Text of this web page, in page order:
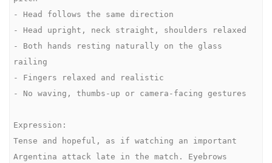
- Head follows the same direction
- Head upright, neck straight, shoulders relaxed
- Both hands resting naturally on the glass
railing
- Fingers relaxed and realistic
- No waving, thumbs-up or camera-facing gestures
Expression:
Tense and hopeful, as if watching an important
Argentina attack late in the match. Eyebrows